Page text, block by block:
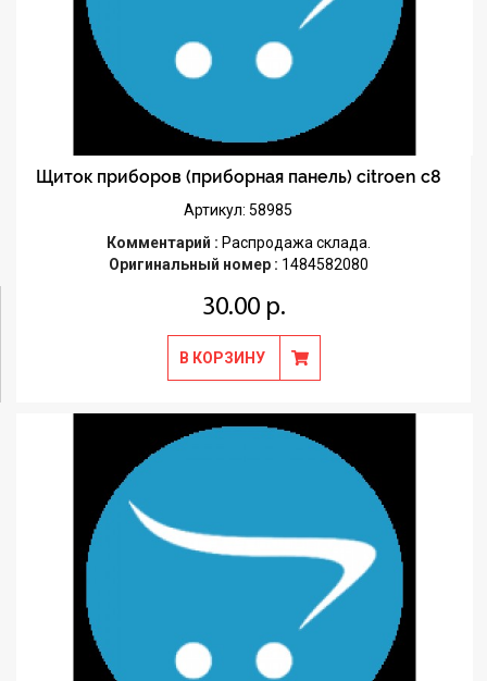
Щиток приборов (приборная панель) citroen c8
Артикул: 58985
Комментарий : Распродажа склада.
Оригинальный номер : 1484582080
30.00 р.
В КОРЗИНУ